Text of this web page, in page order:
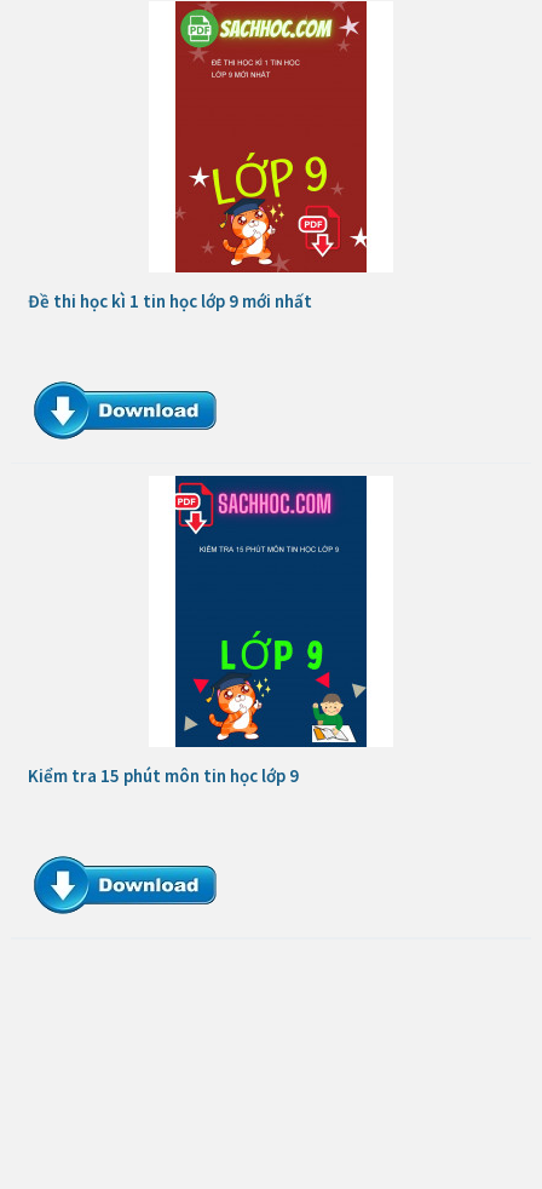
Đề thi học kì 1 tin học lớp 9 mới nhất
Kiểm tra 15 phút môn tin học lớp 9